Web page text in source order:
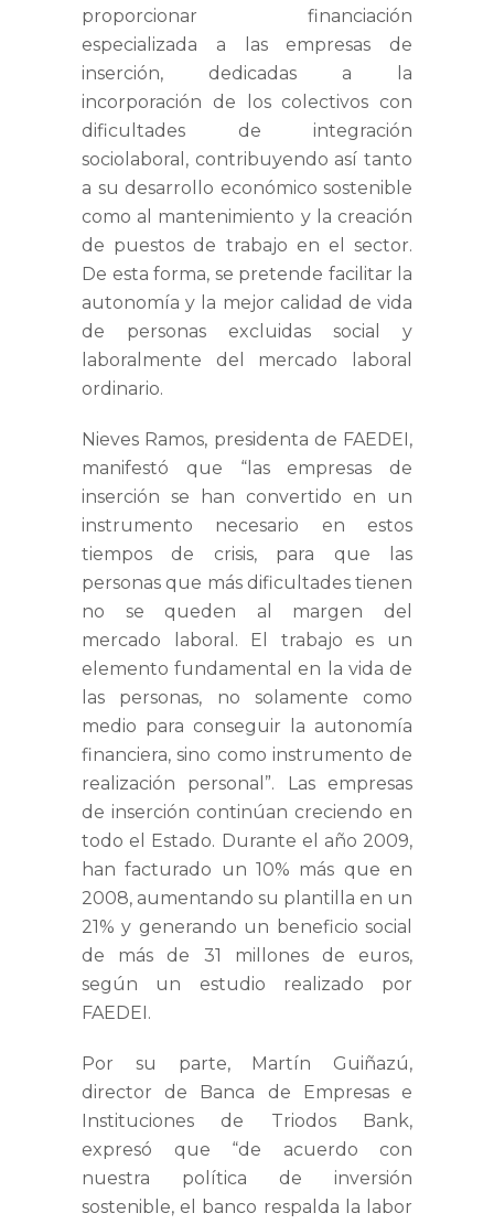
proporcionar financiación
especializada a las empresas de
inserción, dedicadas a la
incorporación de los colectivos con
dificultades de integración
sociolaboral, contribuyendo así tanto
a su desarrollo económico sostenible
como al mantenimiento y la creación
de puestos de trabajo en el sector.
De esta forma, se pretende facilitar la
autonomía y la mejor calidad de vida
de personas excluidas social y
laboralmente del mercado laboral
ordinario.
Nieves Ramos, presidenta de FAEDEI,
manifestó que “las empresas de
inserción se han convertido en un
instrumento necesario en estos
tiempos de crisis, para que las
personas que más dificultades tienen
no se queden al margen del
mercado laboral. El trabajo es un
elemento fundamental en la vida de
las personas, no solamente como
medio para conseguir la autonomía
financiera, sino como instrumento de
realización personal”. Las empresas
de inserción continúan creciendo en
todo el Estado. Durante el año 2009,
han facturado un 10% más que en
2008, aumentando su plantilla en un
21% y generando un beneficio social
de más de 31 millones de euros,
según un estudio realizado por
FAEDEI.
Por su parte, Martín Guiñazú,
director de Banca de Empresas e
Instituciones de Triodos Bank,
expresó que “de acuerdo con
nuestra política de inversión
sostenible, el banco respalda la labor